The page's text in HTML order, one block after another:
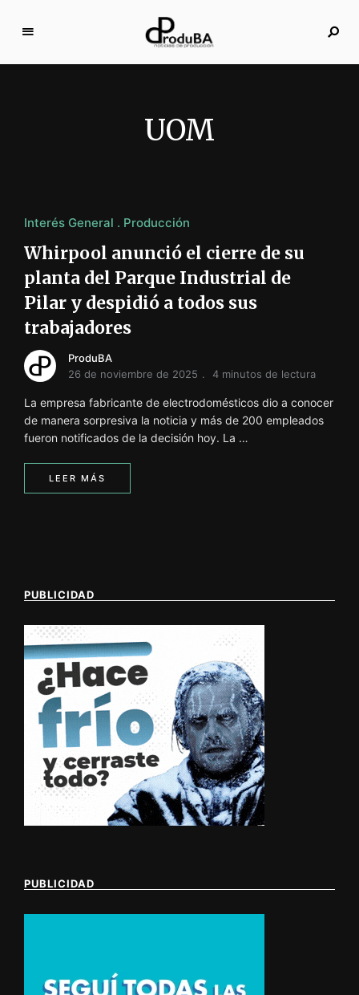
p
r
o
d
u
i
ó
n
INFORMACIÓN SOBRE LA PRODUCCIÓN EN LA
UOM
Interés General Producción
Whirpool anunció el cierre de su
planta del Parque Industrial de
Pilar y despidió a todos sus
trabajadores
ProduBA
26 de noviembre de 2025
4 minutos de lectura
La empresa fabricante de electrodomésticos dio a conocer
de manera sorpresiva la noticia y más de 200 empleados
fueron notificados de la decisión hoy. La …
LEER MÁS
PUBLICIDAD
PUBLICIDAD